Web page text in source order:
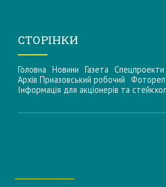
СТОРІНКИ
Головна Новини Газета Спецпроекти
Архів Приазовський робочий
Інформацiя для акцiонерiв та